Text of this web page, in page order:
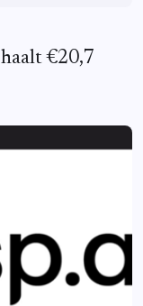
€20,7